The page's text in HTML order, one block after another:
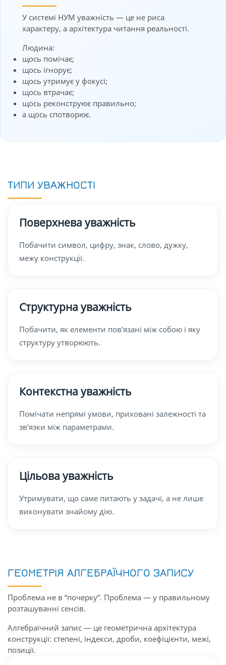
У системі НУМ уважність — це не риса
характеру, а архітектура читання реальності.
Людина:
щось помічає;
щось ігнорує;
щось утримує у фокусі;
щось втрачає;
щось реконструює правильно;
а щось спотворює.
ТИПИ УВАЖНОСТІ
Поверхнева уважність
Побачити символ, цифру, знак, слово, дужку,
межу конструкції.
Структурна уважність
Побачити, як елементи пов’язані між собою і яку
структуру утворюють.
Контекстна уважність
Помічати непрямі умови, приховані залежності та
зв’язки між параметрами.
Цільова уважність
Утримувати, що саме питають у задачі, а не лише
виконувати знайому дію.
ГЕОМЕТРІЯ АЛГЕБРАЇЧНОГО ЗАПИСУ
Проблема не в “почерку”. Проблема — у правильному
розташуванні сенсів.
Алгебраїчний запис — це геометрична архітектура
конструкції: степені, індекси, дроби, коефіцієнти, межі,
позиції.